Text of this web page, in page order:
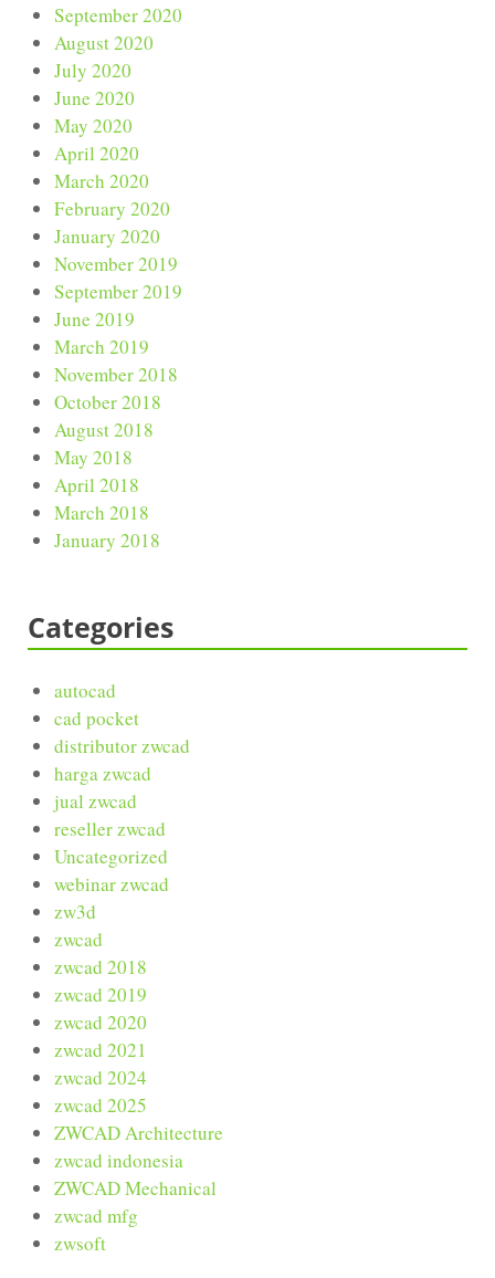
September 2020
August 2020
July 2020
June 2020
May 2020
April 2020
March 2020
February 2020
January 2020
November 2019
September 2019
June 2019
March 2019
November 2018
October 2018
August 2018
May 2018
April 2018
March 2018
January 2018
Categories
autocad
cad pocket
distributor zwcad
harga zwcad
jual zwcad
reseller zwcad
Uncategorized
webinar zwcad
zw3d
zwcad
zwcad 2018
zwcad 2019
zwcad 2020
zwcad 2021
zwcad 2024
zwcad 2025
ZWCAD Architecture
zwcad indonesia
ZWCAD Mechanical
zwcad mfg
zwsoft